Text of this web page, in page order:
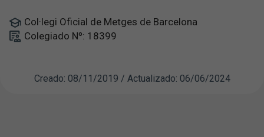
Col·legi Oficial de Metges de Barcelona
Colegiado Nº: 18399
Creado: 08/11/2019 / Actualizado: 06/06/2024